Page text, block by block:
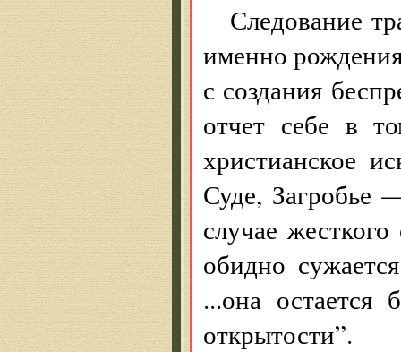
Следование
именно
с создания
отчет себе в
христианское
Суде,
случае
обидно
...она
открытости”.